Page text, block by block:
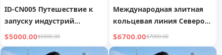
ID-CN005 Путешествие к
запуску индустрий
будущего
$5000.00$5800.00
Международная элитная
кольцевая линия Северо-
Восточной Азии
$6700.00$7000.00